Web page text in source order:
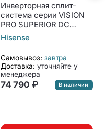
Инверторная сплит-
система серии VISION
PRO SUPERIOR DC
Inverter AS-
(комплект)
Hisense
Самовывоз: завтра
Доставка: уточняйте у
менеджера
74 790 ₽ В наличии